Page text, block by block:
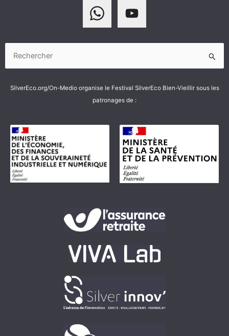
SilverEco.org/On-Medio organise le Festival SilverEco Bien-Vieillir sous les
patronages de :